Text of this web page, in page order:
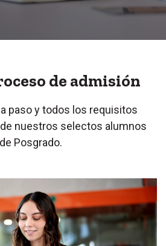
de admisión
paso y todos los requisitos
nuestros selectos alumnos
de Posgrado.